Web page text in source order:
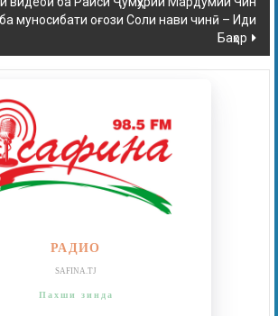
муносибати оғози Соли нави чинӣ – Иди
Баҳор
РАДИО
SAFINA.TJ
Пахши зинда